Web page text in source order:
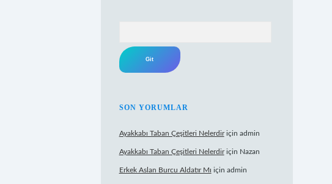
SON YORUMLAR
Ayakkabı Taban Çeşitleri Nelerdiriçin admin
Ayakkabı Taban Çeşitleri Nelerdiriçin Nazan
Erkek Aslan Burcu Aldatır Mı için admin